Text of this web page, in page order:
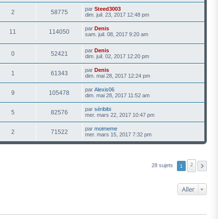
2 58775 par Steed3003
dim. juil. 23, 2017 12:48 pm
11 114050 par Denis
sam. juil. 08, 2017 9:20 am
0 52421 par Denis
dim. juil. 02, 2017 12:20 pm
1 61343 par Denis
dim. mai 28, 2017 12:24 pm
9 105478 par Alexis06
dim. mai 28, 2017 11:52 am
5 82576 par séribibi
mer. mars 22, 2017 10:47 pm
2 71522 par moimeme
mer. mars 15, 2017 7:32 pm
28 sujets 1 2
Aller